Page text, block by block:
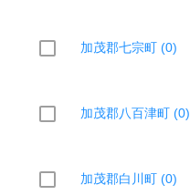
加茂郡七宗町 (0)
加茂郡八百津町 (0)
加茂郡白川町 (0)